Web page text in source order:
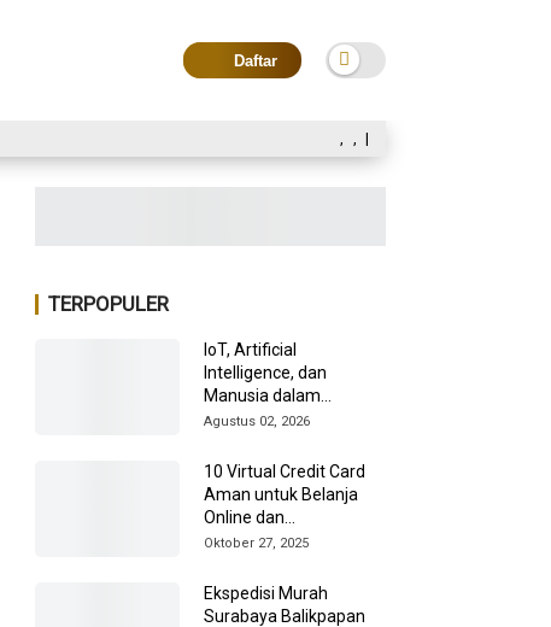
Daftar
, , |
TERPOPULER
IoT, Artificial
Intelligence, dan
Manusia dalam
Transformasi Industri
Agustus 02, 2026
10 Virtual Credit Card
Aman untuk Belanja
Online dan
Internasional
Oktober 27, 2025
Ekspedisi Murah
Surabaya Balikpapan